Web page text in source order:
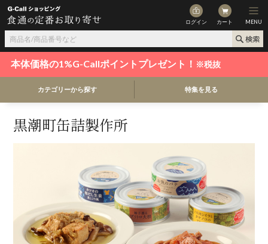
ログイン カート MENU
本体価格の1%G-Callポイントプレゼント！ ※税抜
カテゴリーから探す 特集を見る
黒潮町缶詰製作所